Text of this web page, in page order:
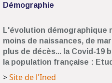
Démographie
L'évolution démographique
moins de naissances, de
plus de décès... la Covid-19
la population française :
>Site de l'Ined